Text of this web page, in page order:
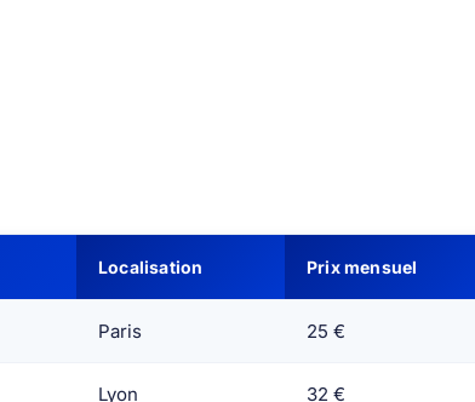
Localisation Prix mensuel
Paris 25 €
Lyon 32 €